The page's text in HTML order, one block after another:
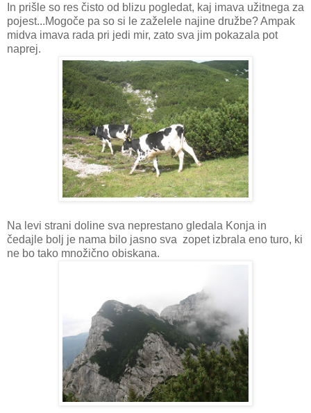
In prišle so res čisto od blizu pogledat, kaj imava užitnega za
pojest...Mogoče pa so si le zaželele najine družbe? Ampak
midva imava rada pri jedi mir, zato sva jim pokazala pot
naprej.
Na levi strani doline sva neprestano gledala Konja in
čedajle bolj je nama bilo jasno sva zopet izbrala eno turo, ki
ne bo tako množično obiskana.